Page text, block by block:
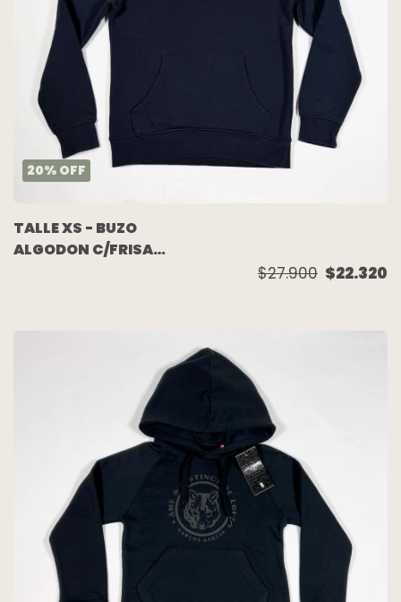
20% OFF
TALLE XS - BUZO
ALGODON C/FRISA
$27.900 $22.320